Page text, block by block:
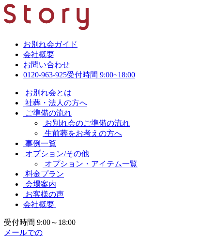
お別れ会ガイド
会社概要
お問い合わせ
0120-963-925受付時間 9:00~18:00
お別れ会とは
社葬・法人の方へ
ご準備の流れ
お別れ会のご準備の流れ
生前葬をお考えの方へ
事例一覧
オプション/その他
オプション・アイテム一覧
料金プラン
会場案内
お客様の声
会社概要
受付時間 9:00～18:00
メールでの